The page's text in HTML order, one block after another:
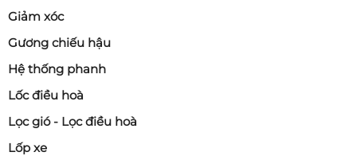
Giảm xóc
Gương chiếu hậu
Hệ thống phanh
Lốc điều hoà
Lọc gió - Lọc điều hoà
Lốp xe